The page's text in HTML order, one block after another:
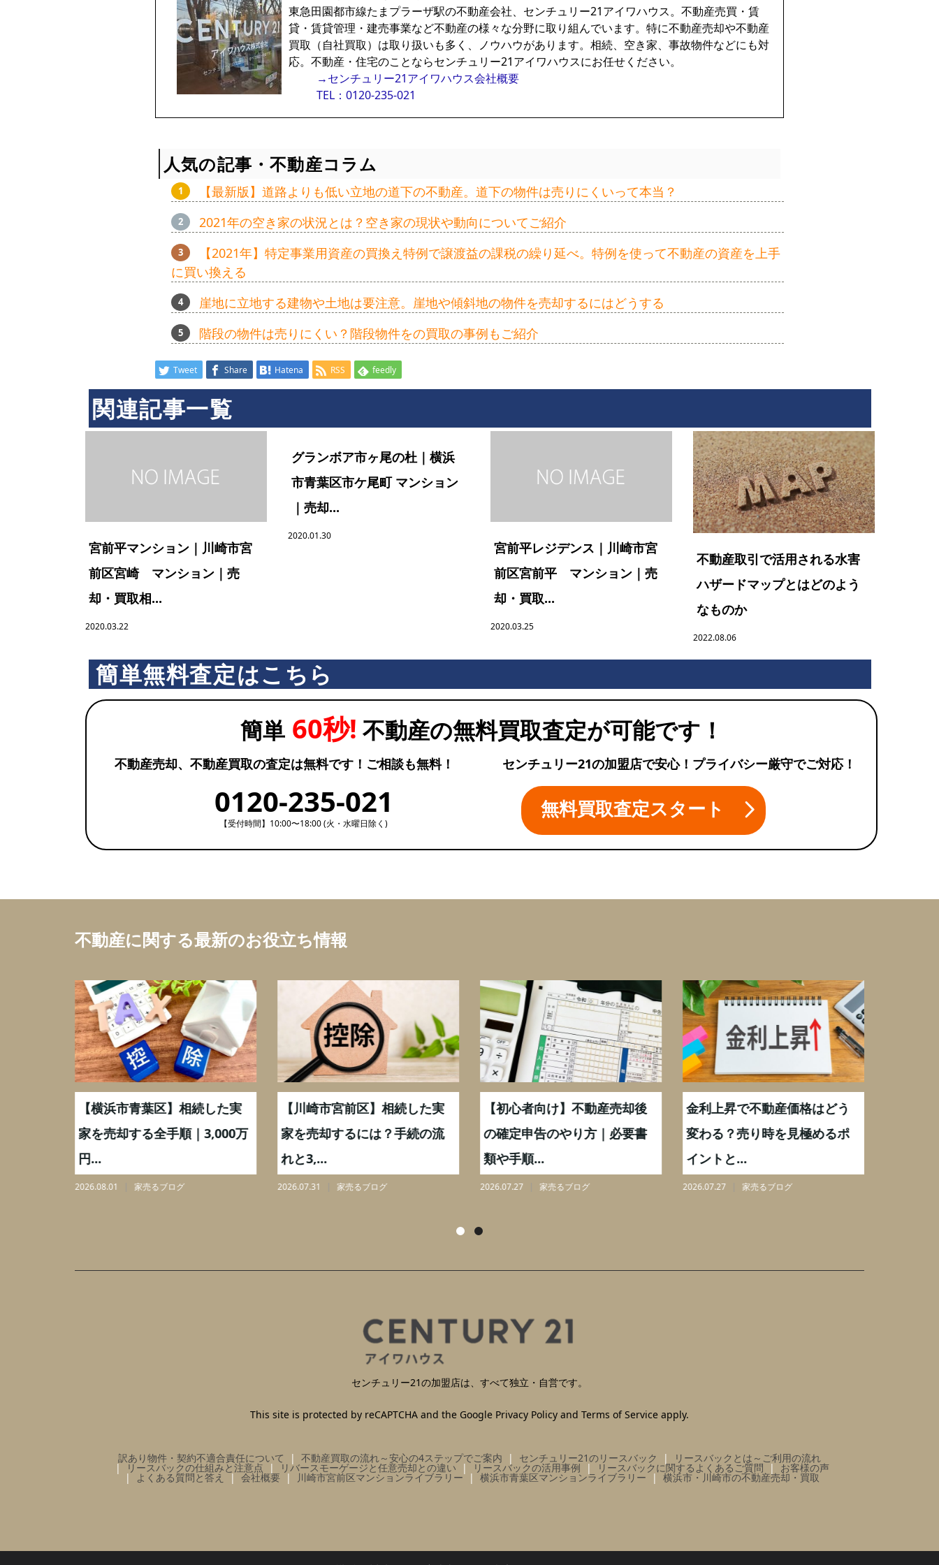
東急田園都市線たまプラーザ駅の不動産会社、センチュリー21アイワハウス。不動産売買・賃
貸・賃貸管理・建売事業など不動産の様々な分野に取り組んでいます。特に不動産売却や不動産
買取（自社買取）は取り扱いも多く、ノウハウがあります。相続、空き家、事故物件などにも対
応。不動産・住宅のことならセンチュリー21アイワハウスにお任せください。
→センチュリー21アイワハウス会社概要
TEL：0120-235-021
人気の記事・不動産コラム
【最新版】道路よりも低い立地の道下の不動産。道下の物件は売りにくいって本当？
2021年の空き家の状況とは？空き家の現状や動向についてご紹介
【2021年】特定事業用資産の買換え特例で譲渡益の課税の繰り延べ。特例を使って不動産の資産を上手
に買い換える
崖地に立地する建物や土地は要注意。崖地や傾斜地の物件を売却するにはどうする
階段の物件は売りにくい？階段物件をの買取の事例もご紹介
Tweet Share Hatena RSS feedly
関連記事一覧
宮前平マンション｜川崎市宮
前区宮崎 マンション｜売
却・買取相...
2020.03.22
グランボア市ヶ尾の杜｜横浜
市青葉区市ケ尾町 マンション
｜売却...
2020.01.30
宮前平レジデンス｜川崎市宮
前区宮前平 マンション｜売
却・買取...
2020.03.25
不動産取引で活用される水害
ハザードマップとはどのよう
なものか
2022.08.06
簡単無料査定はこちら
簡単60秒! 不動産の無料買取査定が可能です！
不動産売却、不動産買取の査定は無料です！ご相談も無料！ センチュリー21の加盟店で安心！プライバシー厳守でご対応！
0120-235-021
【受付時間】10:00〜18:00 (火・水曜日除く)
無料買取査定スタート
不動産に関する最新のお役立ち情報
【横浜市青葉区】相続した実
家を売却する全手順｜3,000万
円...
2026.08.01 家売るブログ
【川崎市宮前区】相続した実
家を売却するには？手続の流
れと3,...
2026.07.31 家売るブログ
【初心者向け】不動産売却後
の確定申告のやり方｜必要書
類や手順...
2026.07.27 家売るブログ
金利上昇で不動産価格はどう
変わる？売り時を見極めるポ
イントと...
2026.07.27 家売るブログ
センチュリー21の加盟店は、すべて独立・自営です。
This site is protected by reCAPTCHA and the Google Privacy Policy and Terms of Service apply.
訳あり物件・契約不適合責任について 不動産買取の流れ～安心の4ステップでご案内 センチュリー21のリースバック リースバックとは～ご利用の流れ
リースバックの仕組みと注意点 リバースモーゲージと任意売却との違い リースバックの活用事例 リースバックに関するよくあるご質問 お客様の声
よくある質問と答え 会社概要 川崎市宮前区マンションライブラリー 横浜市青葉区マンションライブラリー 横浜市・川崎市の不動産売却・買取